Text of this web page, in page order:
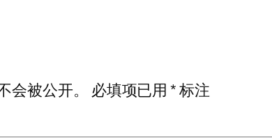
会被公开。
必填项已用*标注